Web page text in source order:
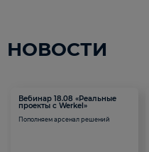
НОВОСТИ
Вебинар 18.08 «Реальные
проекты с Werkel»
Пополняем арсенал решений